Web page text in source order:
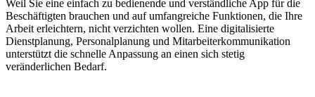
Weil Sie eine einfach zu bedienende und verständliche App für die
Beschäftigten brauchen und auf umfangreiche Funktionen, die Ihre
Arbeit erleichtern, nicht verzichten wollen. Eine digitalisierte
Dienstplanung, Personalplanung und Mitarbeiterkommunikation
unterstützt die schnelle Anpassung an einen sich stetig
veränderlichen Bedarf.